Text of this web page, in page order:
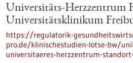
Universitäts-Herzzentrum
Universitätsklinikum
https://regulatorik-
pro.de/klinischestudien-lotse-bw/
universitaeres-herzzentrum-